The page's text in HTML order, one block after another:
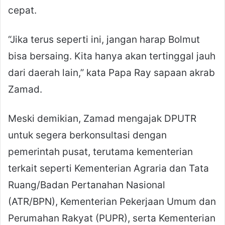
cepat.
“Jika terus seperti ini, jangan harap Bolmut
bisa bersaing. Kita hanya akan tertinggal jauh
dari daerah lain,” kata Papa Ray sapaan akrab
Zamad.
Meski demikian, Zamad mengajak DPUTR
untuk segera berkonsultasi dengan
pemerintah pusat, terutama kementerian
terkait seperti Kementerian Agraria dan Tata
Ruang/Badan Pertanahan Nasional
(ATR/BPN), Kementerian Pekerjaan Umum dan
Perumahan Rakyat (PUPR), serta Kementerian